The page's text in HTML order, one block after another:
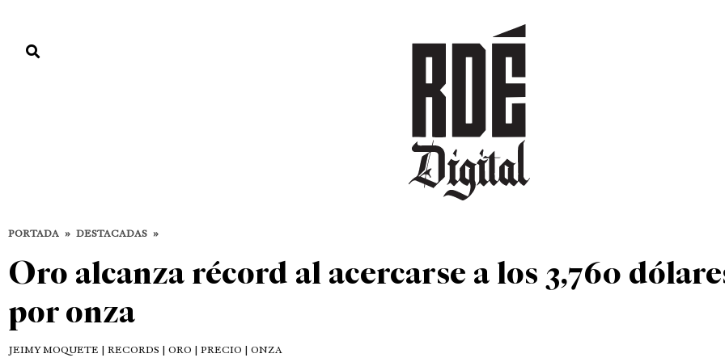
DEPORTES CULTURA ENTRETENIMIENTO
PORTADA » DESTACADAS »
Oro alcanza récord al acercarse a los 3,760
por onza
JEIMY MOQUETE | RECORDS | ORO | PRECIO | ONZA